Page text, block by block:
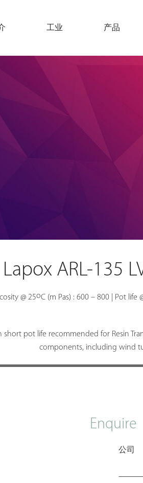
工业 产品
Lapox ARL-135
@ 25oC (m Pas) : 600 – 800 | Pot life
pot life recommended for Resin
components, including wind
Enquire
公司